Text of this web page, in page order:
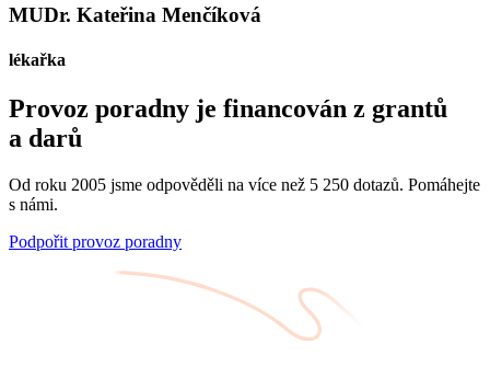
MUDr. Kateřina Menčíková
lékařka
Provoz poradny je financován z grantů
a darů
Od roku 2005 jsme odpověděli na více než 5 250 dotazů. Pomáhejte
s námi.
Podpořit provoz poradny